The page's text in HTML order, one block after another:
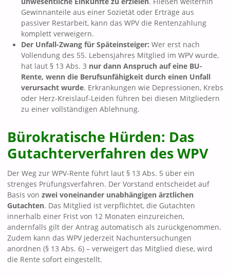
Gewinnanteile aus einer Sozietät oder Erträge aus
passiver Restarbeit, kann das WPV die Rentenzahlung
komplett verweigern.
Der Unfall-Zwang für Späteinsteiger: Wer erst nach
Vollendung des 55. Lebensjahres Mitglied im WPV wurde,
hat laut § 13 Abs. 3 nur dann Anspruch auf eine BU-
Rente, wenn die Berufsunfähigkeit durch einen Unfall
verursacht wurde. Erkrankungen wie Depressionen, Krebs
oder Herz-Kreislauf-Leiden führen bei diesen Mitgliedern
zu einer vollständigen Ablehnung.
Bürokratische Hürden: Das
Gutachterverfahren des WPV
Der Weg zur WPV-Rente führt laut § 13 Abs. 5 über ein
strenges Prüfungsverfahren. Der Vorstand entscheidet auf
Basis von zwei voneinander unabhängigen ärztlichen
Gutachten. Das Mitglied ist verpflichtet, die Gutachten
innerhalb einer Frist von 12 Monaten einzureichen,
andernfalls gilt der Antrag automatisch als zurückgenommen.
Zudem kann das WPV jederzeit Nachuntersuchungen
anordnen (§ 13 Abs. 6) – verweigert das Mitglied diese, wird
die Rente sofort eingestellt.